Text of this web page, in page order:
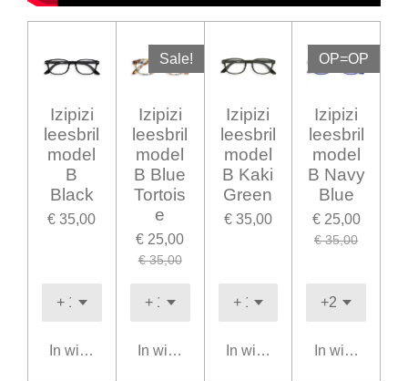
Izipizi
leesbril
model
B
Black
€ 35,00
In winkelwagen
Sale!
Izipizi
leesbril
model
B Blue
Tortois
e
€ 25,00
€ 35,00
In winkelwagen
Izipizi
leesbril
model
B Kaki
Green
€ 35,00
In winkelwagen
OP=OP
Izipizi
leesbril
model
B Navy
Blue
€ 25,00
€ 35,00
In